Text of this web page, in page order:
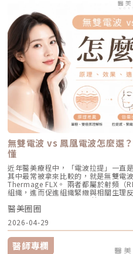
幅萎縮皮脂腺，把出油量降到極低，
自我修復機制的，經過數年後，部分
外，極端的壓力、嚴重的賀爾蒙失調
說，膚況絕對會比治療前穩定非常多
AviClear 作為年度的「控油進廠保養
有修復期嗎？該怎麼保養？A：由於
膚最多只會有輕微的泛紅，通常在幾
影響日常上班上課。術後的保養也非
實防曬」，並在術後一週內暫停使用
可。對於忙碌的現代人來說，是非
權，抗痘不再是一場苦戰青春痘從來
刻地牽動著個人的自信心與社交生活
難：任憑痘痘反覆肆虐，或是無奈
年新一代抗痘武器AviClear 戰痘雷射
與深受痘痘困擾的患者，提供了一個
答。它成功將抗痘戰場，從伴隨負擔
皮脂腺控制，從源頭阻斷致痘環境。
輪迴，渴望重新擁有一張清爽、穩定
業醫師進行完整的膚況評估。透過精
離痘疤與油光的全新未來！
雙重優勢。透過極細的微針穿透表皮
波熱能。這不僅能刺激膠原蛋白與彈
的物理性破壞與電波熱能，還能破壞
孔）。適合誰：混合型毛孔（又油又
者、想全面提升膚質緊緻度的人。效
表皮的熱傷害極小，退紅快（通常隔
化」有非常亮眼的表現。5. 物理性
理：透過儀器上極細微的針頭，在肌
道。這種「微破壞」能直接啟動肌膚
彈力蛋白增生。更棒的是，這些微通
華（如生長因子、高濃度玻尿酸）的
群：老化型毛孔、淺層凹洞型毛孔
為敏感、希望降低反黑風險的族群（
因為沒有雷射或電波的「熱傷害」，
低。做完後通常會有 1~3 天的微泛
興療程。醫美療程怎麼選？重點大評
了五大主力療程的比較表：療程後的
入療程本身，卻忽略術後照護的重要
沉澱風險。掌握以下三大原則，有助
濕修護雷射或電波療程後，肌膚屏障
失。建議選擇成分單純、無香精與酒
醯胺），協助維持肌膚修復所需的穩
外線較為敏感，建議使用足夠防曬係
子、陽傘等物理性防曬，以降低色素
期間內，應暫停使用酸類（如果酸、
白產品。實際恢復時間會依療程種類
步恢復日常保養。毛孔粗大常見問題
全消失」嗎？ 這是不切實際的期望
能完全消失不見。醫美療程的目標是
肌膚在視覺上達到平滑、細緻的效果
術，不只是把能量打在斑點上，而是
題。AutoDerm 智慧影像分析系統在
每一處斑點的分布、深度與範圍。這
過影像資訊調整能量，讓治療更客製
或分布不規則的人來說，這項技術
保護除斑過程中最令人擔心的副作用
皮，甚至反黑。CPTL 的作用是在雷
低溫狀態，避免熱能向周圍擴散。皮
適，也能減少後續的發炎反應，讓整
技術在 532 奈米波長下，Reepot 的
械式的震動作用使色素顆粒鬆動、分
同時保護真皮層的血管結構，減少
也降低出現過度刺激或色素反應的
Reepot 不只是單純「把斑點打掉」
素問題，也更符合現代人對於恢復期
斑點一撕即除？人工皮代謝讓改善
除人工皮時同步帶走斑點」？這與它
Reepot 透過 532 nm 能量搭配冷剝
層；治療後覆蓋的人工皮則提供穩定
間被更完整地固定在表皮。當人工皮
同部分色素會一併脫落，因此能呈現
護與機械式震動相結合的方式，讓斑
誰適合做 Reepot？讓你一眼就能找
膚需求： 曬斑、雀斑、老人斑、顴骨
做過除斑，但怕反黑、怕紅腫 希望
或偏敏感，不敢嘗試侵略性太高的治
改善什麼？以下為臨床上常見改善情
化明顯 膚色提亮、均勻度提升 老人
貼更亮 肌膚質地有細緻感Reepot 術
之一就是修復期短。常見反應淡淡泛
天代謝期：1–2 週術前事項1. 治療部
拉提使用的是 RF 射頻能量。RF 是
射頻能量在皮膚組織中產生熱能，讓
蛋白新生與重組。很多人一聽到「加
點，而是讓一段皮膚組織被均勻加熱
就像鬆掉的彈力網被重新收緊，視覺
常見的效果感受包括：皮膚變緊、細
改善、膚質變得比較平滑。也因為電
善」，所以如果困擾的是臉看起來鬆
不夠緊實，電波通常會是可以評估的
變成另一張臉。效果通常會分成兩
感，後續則會隨著膠原蛋白慢慢新生
點在聚焦超音波與深層拉提音波拉提
稱包含 HIFU、MFU 或 MFU-V。它的
成一個個熱凝結點，刺激組織收縮與
同深度探頭，將能量作用到接近深層
SMAS 筋膜層。SMAS 是臉部支撐結
個層次。音波的概念，就是透過非侵
構，幫助輪廓往上拉。所以音波常見
肉改善、臉部線條變順、雙下巴或下
紋，而是「臉往下掉」、「輪廓線越
音波通常會比電波更貼近你的需求。
效。不同部位需要不同探頭、不同深
肪厚度、骨架與皮膚狀況去規劃。打
能影響效果與安全性。電波、音波、傳統拉皮手
波拉提 傳統拉皮手術 療程原理 使用RF射頻能量，透過熱能刺激膠原蛋白收
縮與新生 使用聚焦式超音波能量，將熱能聚焦到特定深度，刺激組織收縮
與膠原蛋白新生 透過外科手術方式，移除多餘皮膚，並重新拉提、固定鬆
弛組織 作用方向 偏向皮膚緊緻、細紋、膚質與鬆弛感改善 偏向深層支撐、
輪廓拉提、下顎線與嘴邊肉改善 偏向明顯鬆弛、下垂組織與多餘皮膚的結
構性改善 常見作用層次 真皮層、皮下組織，依儀器與能量設定不同 真皮
無雙電波 vs 鳳凰電波怎麼選
懂
近年醫美療程中，「電波拉提」一直
其中最常被拿來比較的，就是無雙電
Thermage FLX。 兩者都屬於射頻（
組織，進而促進組織緊緻與相關生理
也不只是名稱不同而已。 簡單來說
需求，屬於單極射頻應用的代表療程
的複合式電波療程，常被用於同時兼
Thermage 為非侵入式射頻療程，可
DENSITY 則採用單極與雙極射頻能
什麼許多人在選擇療程時會產生疑問
「膚質細緻」？ 我適合鳳凰電波，還
醫美圈圈
2026-04-29
醫師專欄